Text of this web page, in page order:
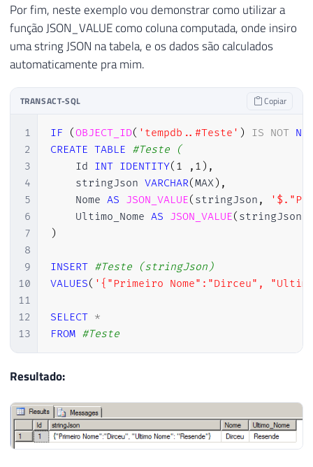
47
48
49
JSON_VALUE( @stringJson,
JSON_VALUE( @stringJson,
Por fim, neste exemplo vou demonstrar como utilizar a
função JSON_VALUE como coluna computada, onde insiro
uma string JSON na tabela, e os dados são calculados
automaticamente pra mim.
TRANSACT-SQL Copiar
1
2
3
4
5
6
7
8
9
10
11
12
13
IF (OBJECT_ID( 'tempdb..#Teste' ) IS NOT
CREATE TABLE #Teste (
    Id
INT IDENTITY( 1 , 1 ) ,
    stringJson
VARCHAR(MAX) ,
    Nome
AS JSON_VALUE( stringJson ,
    Ultimo_Nome
AS JSON_VALUE( stringJson
)
INSERT #Teste (stringJson)
VALUES( '{"Primeiro Nome":"Dirceu",
SELECT *
FROM #Teste
Resultado: